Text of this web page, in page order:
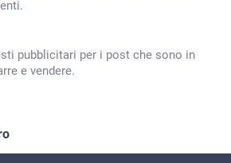
pubblicitari per i post che sono in
e vendere.